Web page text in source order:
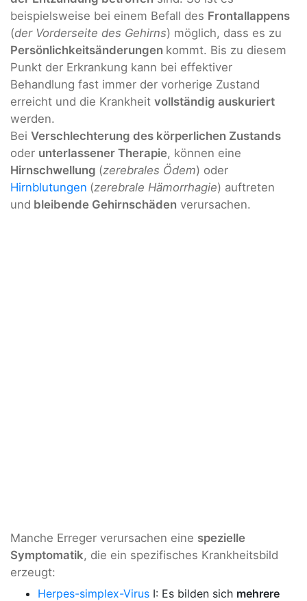
beispielsweise bei einem Befall des Frontallappens
(der Vorderseite des Gehirns) möglich, dass es zu
Persönlichkeitsänderungen kommt. Bis zu diesem
Punkt der Erkrankung kann bei effektiver
Behandlung fast immer der vorherige Zustand
erreicht und die Krankheit vollständig auskuriert
werden.
Bei Verschlechterung des körperlichen Zustands
oder unterlassener Therapie, können eine
Hirnschwellung (zerebrales Ödem) oder
Hirnblutungen (zerebrale Hämorrhagie) auftreten
und bleibende Gehirnschäden verursachen.
Manche Erreger verursachen eine spezielle
Symptomatik, die ein spezifisches Krankheitsbild
erzeugt:
Herpes-simplex-Virus I: Es bilden sich mehrere